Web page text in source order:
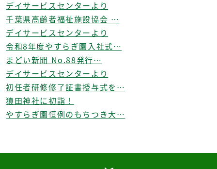
デイサービスセンターより
千葉県高齢者福祉施設協会 …
デイサービスセンターより
令和8年度やすらぎ園入社式…
まどい新聞 No.88発行…
デイサービスセンターより
初任者研修修了証書授与式を…
猿田神社に初詣！
やすらぎ園恒例のもちつき大…